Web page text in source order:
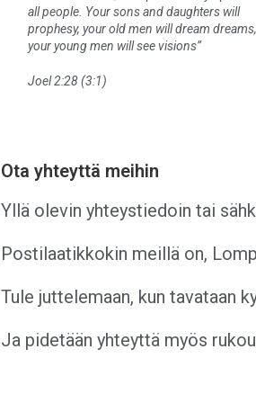
all people. Your sons and daughters will
prophesy, your old men will dream dreams,
your young men will see visions”
Joel 2:28 (3:1)
Ota yhteyttä meihin
Yllä olevin yhteystiedoin tai s
Postilaatikkokin meillä on,
Tule juttelemaan, kun tavataan
Ja pidetään yhteyttä myös